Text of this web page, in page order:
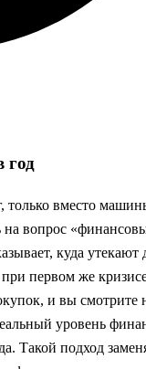
год
только вместо
на вопрос
куда утекают
первом же
и вы смотрите
уровень
Такой подход